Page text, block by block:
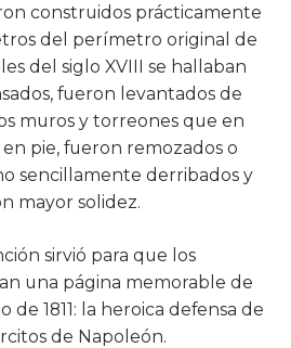
construidos prácticamente
del perímetro original de
del siglo XVIII se hallaban
fueron levantados de
muros y torreones que en
en pie, fueron remozados o
sencillamente derribados y
mayor solidez.
sirvió para que los
una página memorable de
de 1811: la heroica defensa de
de Napoleón.